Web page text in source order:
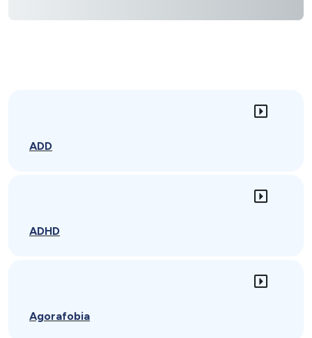
ADD
ADHD
Agorafobia